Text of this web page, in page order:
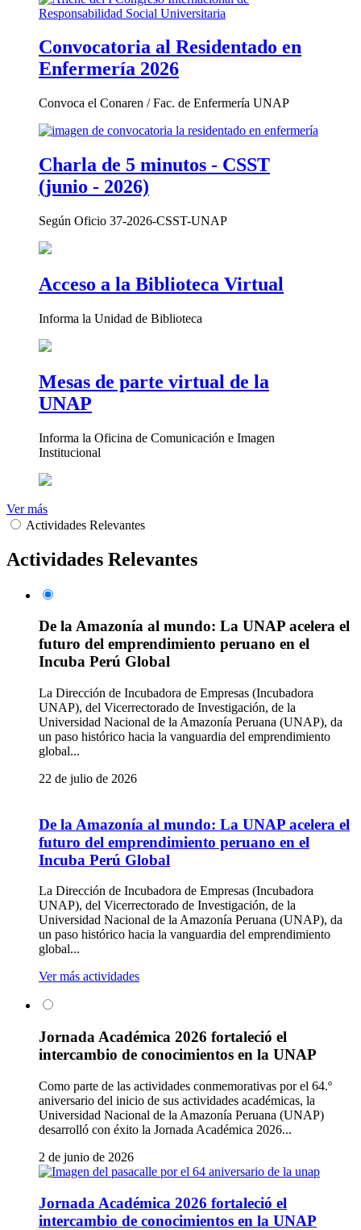
Convocatoria al Residentado en
Enfermería 2026
Convoca el Conaren / Fac. de Enfermería UNAP
Charla de 5 minutos - CSST
(junio - 2026)
Según Oficio 37-2026-CSST-UNAP
Acceso a la Biblioteca Virtual
Informa la Unidad de Biblioteca
Mesas de parte virtual de la
UNAP
Informa la Oficina de Comunicación e Imagen
Institucional
Ver más
Actividades Relevantes
Actividades Relevantes
De la Amazonía al mundo: La UNAP acelera el
futuro del emprendimiento peruano en el
Incuba Perú Global
La Dirección de Incubadora de Empresas (Incubadora
UNAP), del Vicerrectorado de Investigación, de la
Universidad Nacional de la Amazonía Peruana (UNAP), da
un paso histórico hacia la vanguardia del emprendimiento
global...
22 de julio de 2026
De la Amazonía al mundo: La UNAP acelera el
futuro del emprendimiento peruano en el
Incuba Perú Global
La Dirección de Incubadora de Empresas (Incubadora
UNAP), del Vicerrectorado de Investigación, de la
Universidad Nacional de la Amazonía Peruana (UNAP), da
un paso histórico hacia la vanguardia del emprendimiento
global...
Ver más actividades
Jornada Académica 2026 fortaleció el
intercambio de conocimientos en la UNAP
Como parte de las actividades conmemorativas por el 64.º
aniversario del inicio de sus actividades académicas, la
Universidad Nacional de la Amazonía Peruana (UNAP)
desarrolló con éxito la Jornada Académica 2026...
2 de junio de 2026
Jornada Académica 2026 fortaleció el
intercambio de conocimientos en la UNAP